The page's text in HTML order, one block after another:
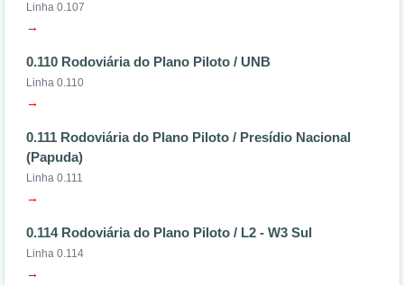
Linha 0.107
→
0.110 Rodoviária do Plano Piloto / UNB
Linha 0.110
→
0.111 Rodoviária do Plano Piloto / Presídio Nacional
(Papuda)
Linha 0.111
→
0.114 Rodoviária do Plano Piloto / L2 - W3 Sul
Linha 0.114
→